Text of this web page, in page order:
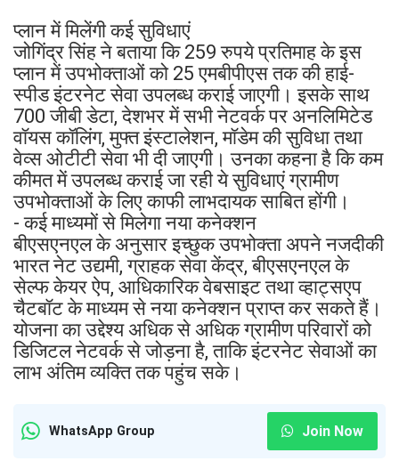
प्लान में मिलेंगी कई सुविधाएं
जोगिंद्र सिंह ने बताया कि 259 रुपये प्रतिमाह के इस
प्लान में उपभोक्ताओं को 25 एमबीपीएस तक की हाई-
स्पीड इंटरनेट सेवा उपलब्ध कराई जाएगी। इसके साथ
700 जीबी डेटा, देशभर में सभी नेटवर्क पर अनलिमिटेड
वॉयस कॉलिंग, मुफ्त इंस्टालेशन, मॉडेम की सुविधा तथा
वेव्स ओटीटी सेवा भी दी जाएगी। उनका कहना है कि कम
कीमत में उपलब्ध कराई जा रही ये सुविधाएं ग्रामीण
उपभोक्ताओं के लिए काफी लाभदायक साबित होंगी।
- कई माध्यमों से मिलेगा नया कनेक्शन
बीएसएनएल के अनुसार इच्छुक उपभोक्ता अपने नजदीकी
भारत नेट उद्यमी, ग्राहक सेवा केंद्र, बीएसएनएल के
सेल्फ केयर ऐप, आधिकारिक वेबसाइट तथा व्हाट्सएप
चैटबॉट के माध्यम से नया कनेक्शन प्राप्त कर सकते हैं।
योजना का उद्देश्य अधिक से अधिक ग्रामीण परिवारों को
डिजिटल नेटवर्क से जोड़ना है, ताकि इंटरनेट सेवाओं का
लाभ अंतिम व्यक्ति तक पहुंच सके।
WhatsApp Group Join Now